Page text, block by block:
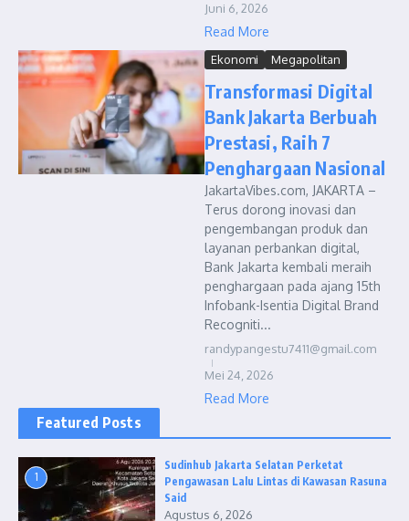
Juni 6, 2026
Read More
Ekonomi Megapolitan
Transformasi Digital
Bank Jakarta Berbuah
Prestasi, Raih 7
Penghargaan Nasional
JakartaVibes.com, JAKARTA –
Terus dorong inovasi dan
pengembangan produk dan
layanan perbankan digital,
Bank Jakarta kembali meraih
penghargaan pada ajang 15th
Infobank-Isentia Digital Brand
Recogniti...
randypangestu7411@gmail.com
Mei 24, 2026
Read More
Featured Posts
1
Sudinhub Jakarta Selatan Perketat
Pengawasan Lalu Lintas di Kawasan Rasuna
Said
Agustus 6, 2026